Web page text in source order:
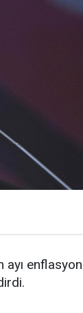
ayı enflasyon